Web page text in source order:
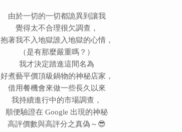
由於一切的一切都詭異到讓我
覺得太不合理很欠調查，
抱著我不入地獄誰入地獄的心情，
（是有那麼嚴重嗎？）
我才決定踏進這間名為
好煮藝平價頂級鍋物的神秘店家，
借用餐機會來做一些長久以來
我持續進行中的市場調查，
順便驗證在 Google 出現的神秘
高評價數與高評分之真偽～😎